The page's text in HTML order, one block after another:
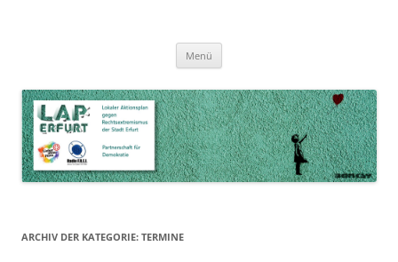
Lokaler Aktionsplan gegen Rechtsextremismus der Stadt Erfurt – Zur
Stärkung der Vielfalt, Toleranz und Demokratie
Menü
ARCHIV DER KATEGORIE: TERMINE